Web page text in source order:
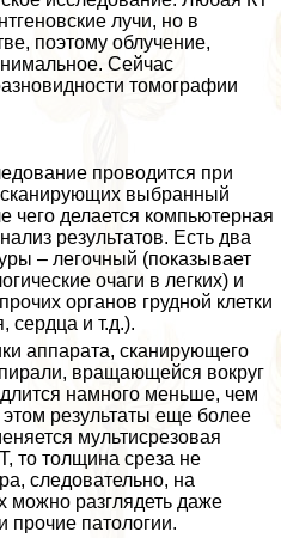
лучи, но в
поэтому облучение,
Сейчас
томографии
проводится при
выбранный
чего делается компьютерная
результатов. Есть два
– легочный (показывает
очаги в легких) и
органов грудной клетки
сердца и т.д.).
аппарата, сканирующего
вращающейся вокруг
намного меньше, чем
результаты еще более
мультисрезовая
то толщина среза не
следовательно, на
можно разглядеть даже
прочие патологии.